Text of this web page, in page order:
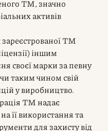
ТМ, значно
активів
ТМ
іншим
своєї марки за певну
таким чином свій
у виробництво.
ТМ надає
її використання та
для захисту від